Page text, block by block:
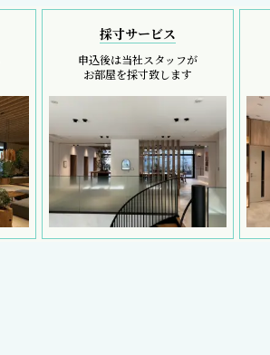
採寸サービス
申込後は当社スタッフが
お部屋を採寸致します